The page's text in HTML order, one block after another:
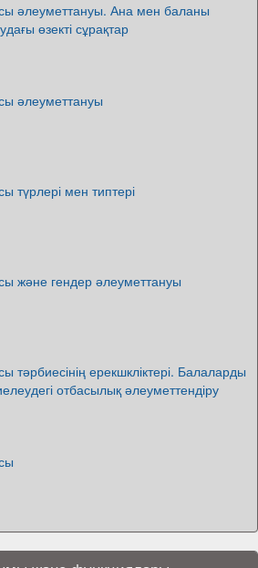
әлеуметтануы. Ана мен баланы
өзекті сұрақтар
әлеуметтануы
түрлері мен типтері
және гендер әлеуметтануы
тәрбиесінің ерекшкліктері. Балаларды
отбасылық әлеуметтендіру